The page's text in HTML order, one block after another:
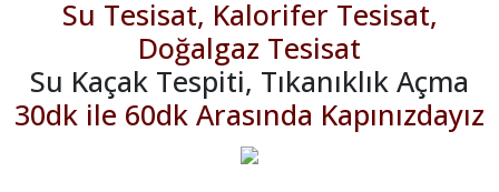
Su Tesisat, Kalorifer Tesisat,
Doğalgaz Tesisat
Su Kaçak Tespiti, Tıkanıklık Açma
30dk ile 60dk Arasında Kapınızdayız